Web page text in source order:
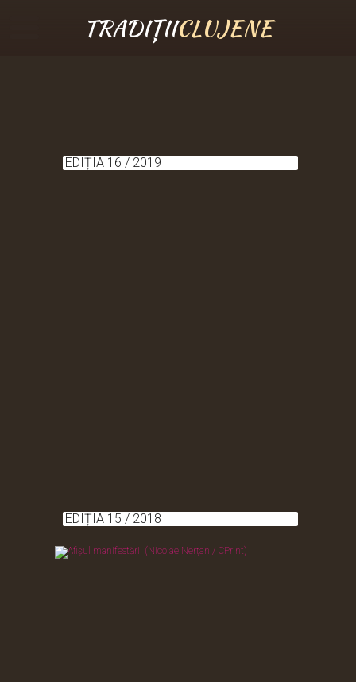
TRADIȚIICLUJENE
EDIȚIA 16 / 2019
EDIȚIA 15 / 2018